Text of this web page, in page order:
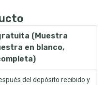
(Muestra
en blanco,
del depósito recibido y